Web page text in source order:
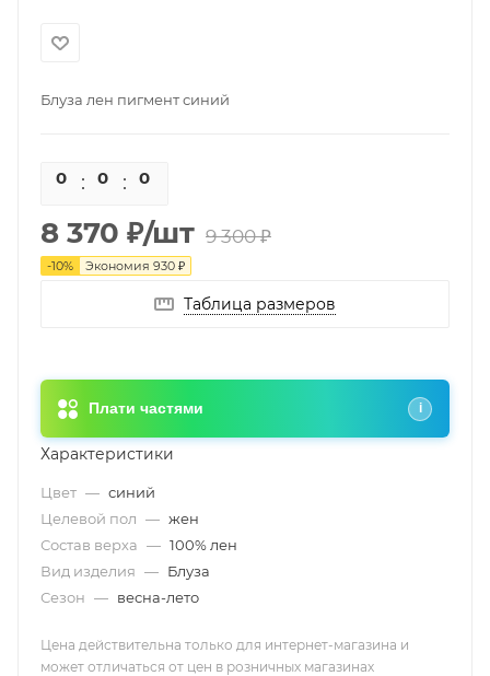
Блуза лен пигмент синий
0 0 0
8 370 ₽/шт 9 300₽
-10% Экономия 930 ₽
Таблица размеров
Плати частями i
Характеристики
Цвет — синий
Целевой пол — жен
Состав верха — 100% лен
Вид изделия — Блуза
Сезон — весна-лето
Цена действительна только для интернет-магазина и
может отличаться от цен в розничных магазинах